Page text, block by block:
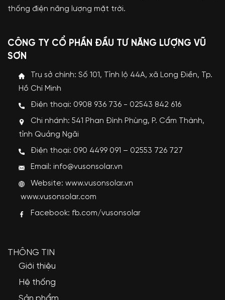
thống điện năng lượng mặt trời.
CÔNG TY CỔ PHẦN ĐẦU TƯ NĂNG LƯỢNG VŨ
SƠN
Trụ sở chính: Số 101, Tỉnh lộ 44A, xã Long Điền, Tp.
Hồ Chí Minh
Điện thoại: 0908 936 736 - 02543 842 616
Chi nhánh: 541 Phan Đình Phùng, P. Cẩm Thành,
tỉnh Quảng Ngãi
Điện thoại: 090 4499 091 – 02553 726 727
Email: info@vusonsolar.vn
Website:www.vusonsolar.vn
www.vusonsolar.com
Facebook: fb.com/vusonsolar
THÔNG TIN
Giới thiệu
Hệ thống